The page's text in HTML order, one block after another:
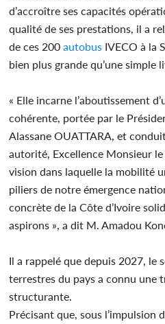
d’accroître ses capacités
qualité de ses prestations, il a
de ces 200autobus IVECO à la
bien plus grande qu’une simple
« Elle incarne l’aboutissement
cohérente, portée par le
Alassane OUATTARA, et
autorité, Excellence Monsieur
vision dans laquelle la mobilité
piliers de notre émergence
concrète de la Côte d’Ivoire
aspirons », a dit M. Amadou
Il a rappelé que depuis 2027, le
terrestres du pays a connu
structurante.
Précisant que, sous l’impulsion